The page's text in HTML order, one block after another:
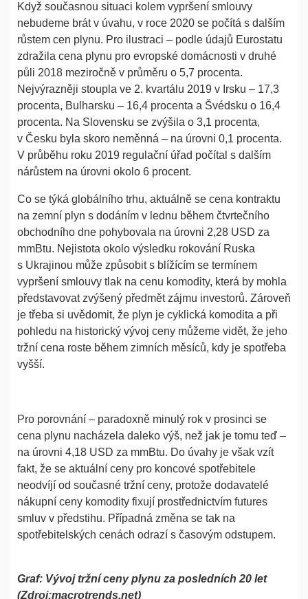
Když současnou situaci kolem vypršení smlouvy
nebudeme brát v úvahu, v roce 2020 se počítá s dalším
růstem cen plynu. Pro ilustraci – podle údajů Eurostatu
zdražila cena plynu pro evropské domácnosti v druhé
půli 2018 meziročně v průměru o 5,7 procenta.
Nejvýrazněji stoupla ve 2. kvartálu 2019 v Irsku – 17,3
procenta, Bulharsku – 16,4 procenta a Švédsku o 16,4
procenta. Na Slovensku se zvýšila o 3,1 procenta,
v Česku byla skoro neměnná – na úrovni 0,1 procenta.
V průběhu roku 2019 regulační úřad počítal s dalším
nárůstem na úrovni okolo 6 procent.
Co se týká globálního trhu, aktuálně se cena kontraktu
na zemní plyn s dodáním v lednu během čtvrtečního
obchodního dne pohybovala na úrovni 2,28 USD za
mmBtu. Nejistota okolo výsledku rokování Ruska
s Ukrajinou může způsobit s blížícím se termínem
vypršení smlouvy tlak na cenu komodity, která by mohla
představovat zvýšený předmět zájmu investorů. Zároveň
je třeba si uvědomit, že plyn je cyklická komodita a při
pohledu na historický vývoj ceny můžeme vidět, že jeho
tržní cena roste během zimních měsíců, kdy je spotřeba
vyšší.
Pro porovnání – paradoxně minulý rok v prosinci se
cena plynu nacházela daleko výš, než jak je tomu teď –
na úrovni 4,18 USD za mmBtu. Do úvahy je však vzít
fakt, že se aktuální ceny pro koncové spotřebitele
neodvíjí od současné tržní ceny, protože dodavatelé
nákupní ceny komodity fixují prostřednictvím futures
smluv v předstihu. Případná změna se tak na
spotřebitelských cenách odrazí s časovým odstupem.
Graf: Vývoj tržní ceny plynu za posledních 20 let
(Zdroj:macrotrends.net)